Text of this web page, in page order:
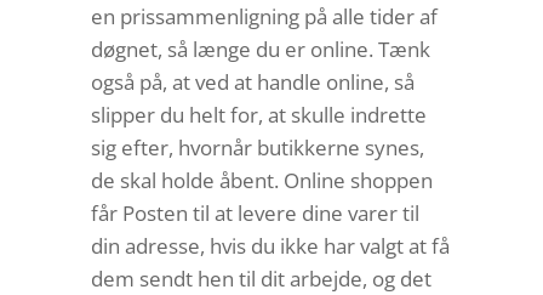
en prissammenligning på alle tider af
døgnet, så længe du er online. Tænk
også på, at ved at handle online, så
slipper du helt for, at skulle indrette
sig efter, hvornår butikkerne synes,
de skal holde åbent. Online shoppen
får Posten til at levere dine varer til
din adresse, hvis du ikke har valgt at få
dem sendt hen til dit arbejde, og det